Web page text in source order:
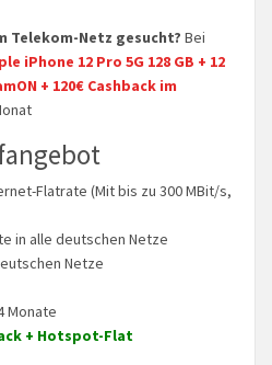
Telekom-Netz gesucht? Bei
iPhone 12 Pro 5G 128 GB + 12
+ 120€ Cashback im
Flatrate (Mit bis zu 300 MBit/s,
in alle deutschen Netze
Netze
Monate
+ Hotspot-Flat